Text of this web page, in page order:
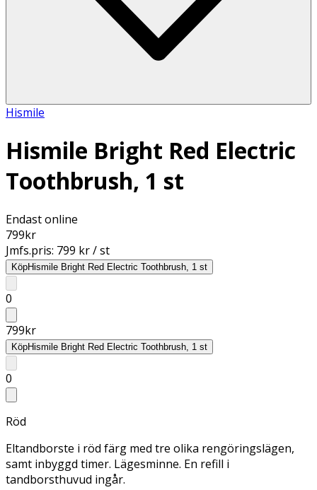
Hismile
Hismile Bright Red Electric
Toothbrush, 1 st
Endast online
799kr
Jmfs.pris: 799 kr / st
KöpHismile Bright Red Electric Toothbrush, 1 st
0
799kr
KöpHismile Bright Red Electric Toothbrush, 1 st
0
Röd
Eltandborste i röd färg med tre olika rengöringslägen,
samt inbyggd timer. Lägesminne. En refill i
tandborsthuvud ingår.